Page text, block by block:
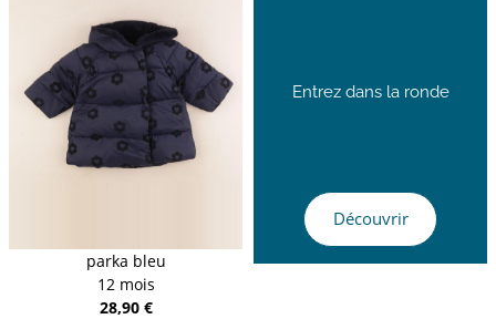
parka bleu
12 mois
28,90 €
Entrez dans la ronde
Découvrir